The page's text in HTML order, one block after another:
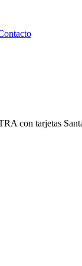
con tarjetas